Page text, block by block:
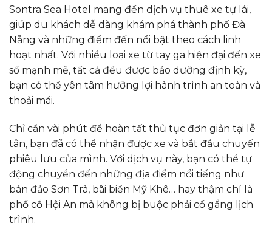
Sontra Sea Hotel mang đến dịch vụ thuê xe tự lái,
giúp du khách dễ dàng khám phá thành phố Đà
Nẵng và những điểm đến nổi bật theo cách linh
hoạt nhất. Với nhiều loại xe từ tay ga hiện đại đến xe
số mạnh mẽ, tất cả đều được bảo dưỡng định kỳ,
bạn có thể yên tâm hưởng lợi hành trình an toàn và
thoải mái.
Chỉ cần vài phút để hoàn tất thủ tục đơn giản tại lễ
tân, bạn đã có thể nhận được xe và bắt đầu chuyến
phiêu lưu của mình. Với dịch vụ này, bạn có thể tự
động chuyển đến những địa điểm nổi tiếng như
bán đảo Sơn Trà, bãi biển Mỹ Khê… hay thậm chí là
phố cổ Hội An mà không bị buộc phải cố gắng lịch
trình.